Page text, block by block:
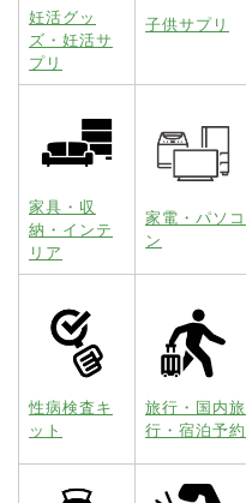
妊活グッ
ズ・妊活サ
プリ
子供サプリ
家具・収
納・インテ
リア
家電・パソコ
ン
性病検査キ
ット
旅行・国内旅
行・宿泊予約